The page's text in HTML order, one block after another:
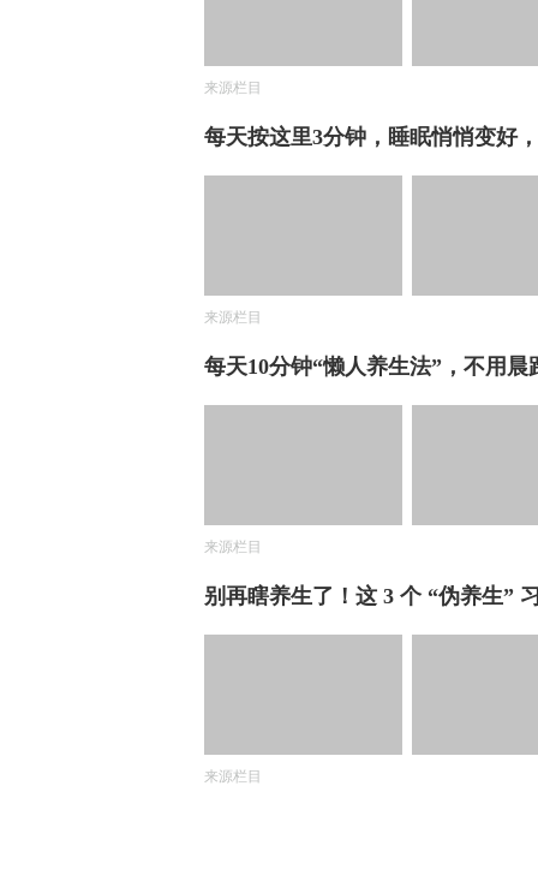
来源栏目
每天按这里3分钟，睡眠悄悄变好
来源栏目
每天10分钟“懒人养生法”，不用
来源栏目
别再瞎养生了！这 3 个 “伪养生”
来源栏目